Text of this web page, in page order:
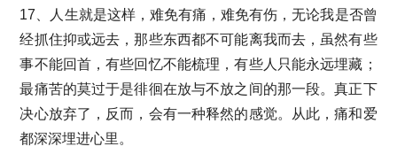
17、人生就是这样，难免有痛，难免有伤，无论我是否曾
经抓住抑或远去，那些东西都不可能离我而去，虽然有些
事不能回首，有些回忆不能梳理，有些人只能永远埋藏；
最痛苦的莫过于是徘徊在放与不放之间的那一段。真正下
决心放弃了，反而，会有一种释然的感觉。从此，痛和爱
都深深埋进心里。